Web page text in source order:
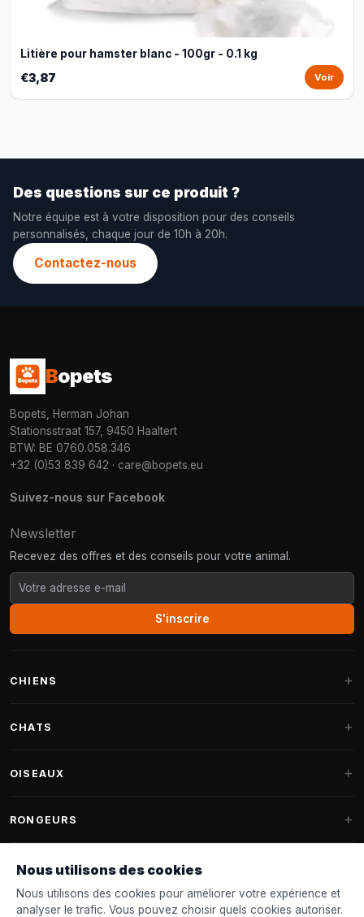
Litière pour hamster blanc - 100gr - 0.1 kg
€3,87 Voir
Des questions sur ce produit ?
Notre équipe est à votre disposition pour des conseils
personnalisés, chaque jour de 10h à 20h.
Contactez-nous
Bopets
Bopets, Herman Johan
Stationsstraat 157, 9450 Haaltert
BTW: BE 0760.058.346
+32 (0)53 839 642 · care@bopets.eu
Suivez-nous sur Facebook
Newsletter
Recevez des offres et des conseils pour votre animal.
S'inscrire
CHIENS
Paniers Fantail
Jouets pour chiens
Colliers & laisses
CHATS
Arbres à chat Maine Coon
OISEAUX
Nourriture oiseaux d'intérieur
Mangeoires
Nichoirs
RONGEURS
Nourriture pour rongeurs
Nous utilisons des cookies
Nous utilisons des cookies pour améliorer votre expérience et
analyser le trafic. Vous pouvez choisir quels cookies autoriser.